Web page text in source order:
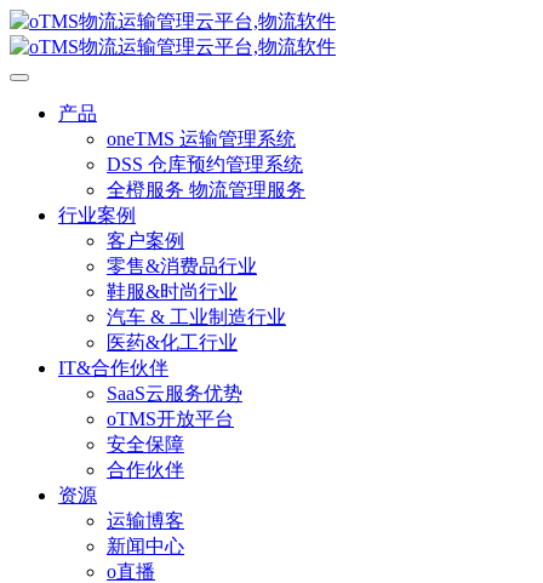
产品
oneTMS 运输管理系统
DSS 仓库预约管理系统
全橙服务 物流管理服务
行业案例
客户案例
零售&消费品行业
鞋服&时尚行业
汽车 & 工业制造行业
医药&化工行业
IT&合作伙伴
SaaS云服务优势
oTMS开放平台
安全保障
合作伙伴
资源
运输博客
新闻中心
o直播